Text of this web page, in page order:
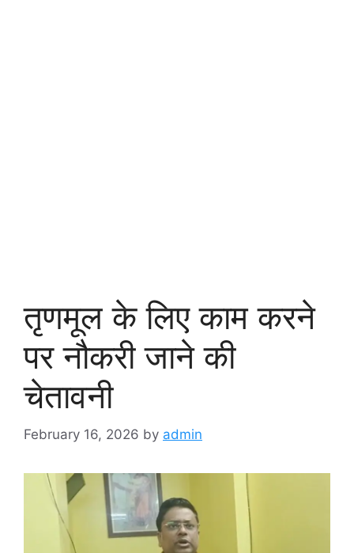
तृणमूल के लिए काम करने
पर नौकरी जाने की
चेतावनी
February 16, 2026 by admin